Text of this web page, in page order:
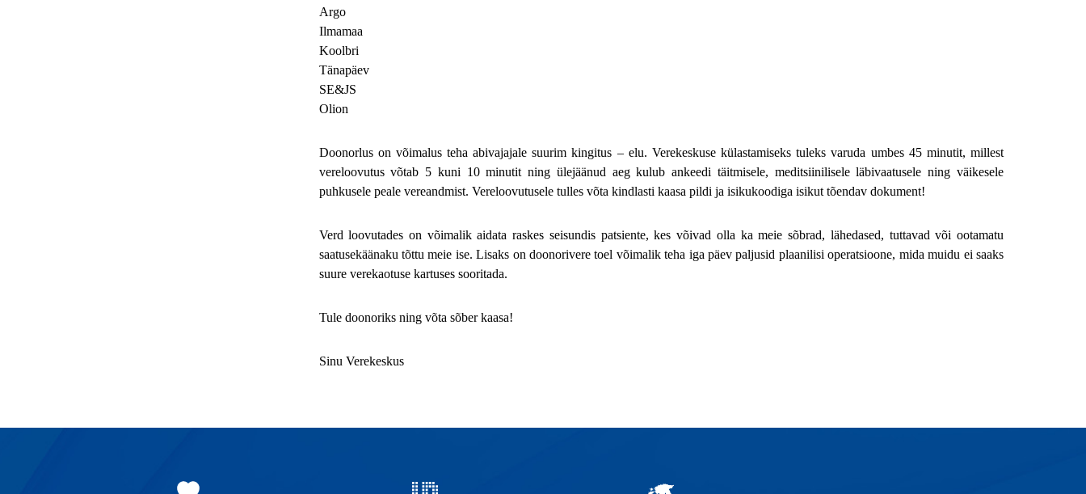
Argo
Ilmamaa
Koolbri
Tänapäev
SE&JS
Olion
Doonorlus on võimalus teha abivajajale suurim kingitus – elu. Verekeskuse külastamiseks tuleks varuda umbes 45 minutit, millest
vereloovutus võtab 5 kuni 10 minutit ning ülejäänud aeg kulub ankeedi täitmisele, meditsiinilisele läbivaatusele ning väikesele
puhkusele peale vereandmist. Vereloovutusele tulles võta kindlasti kaasa pildi ja isikukoodiga isikut tõendav dokument!
Verd loovutades on võimalik aidata raskes seisundis patsiente, kes võivad olla ka meie sõbrad, lähedased, tuttavad või ootamatu
saatusekäänaku tõttu meie ise. Lisaks on doonorivere toel võimalik teha iga päev paljusid plaanilisi operatsioone, mida muidu ei saaks
suure verekaotuse kartuses sooritada.
Tule doonoriks ning võta sõber kaasa!
Sinu Verekeskus